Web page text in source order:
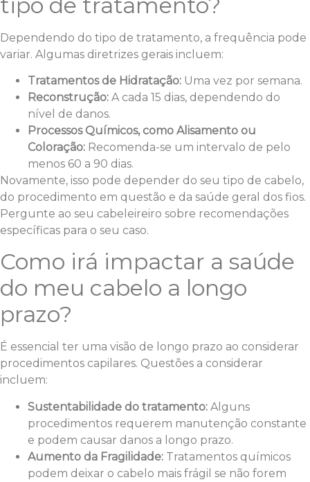
Dependendo do tipo de tratamento, a frequência pode
variar. Algumas diretrizes gerais incluem:
Tratamentos de Hidratação: Uma vez por semana.
Reconstrução: A cada 15 dias, dependendo do
nível de danos.
Processos Químicos, como Alisamento ou
Coloração: Recomenda-se um intervalo de pelo
menos 60 a 90 dias.
Novamente, isso pode depender do seu tipo de cabelo,
do procedimento em questão e da saúde geral dos fios.
Pergunte ao seu cabeleireiro sobre recomendações
específicas para o seu caso.
Como irá impactar a saúde
do meu cabelo a longo
prazo?
É essencial ter uma visão de longo prazo ao considerar
procedimentos capilares. Questões a considerar
incluem:
Sustentabilidade do tratamento: Alguns
procedimentos requerem manutenção constante
e podem causar danos a longo prazo.
Aumento da Fragilidade: Tratamentos químicos
podem deixar o cabelo mais frágil se não forem